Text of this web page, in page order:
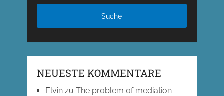
NEUESTE KOMMENTARE
Elvinzu The problem of mediation